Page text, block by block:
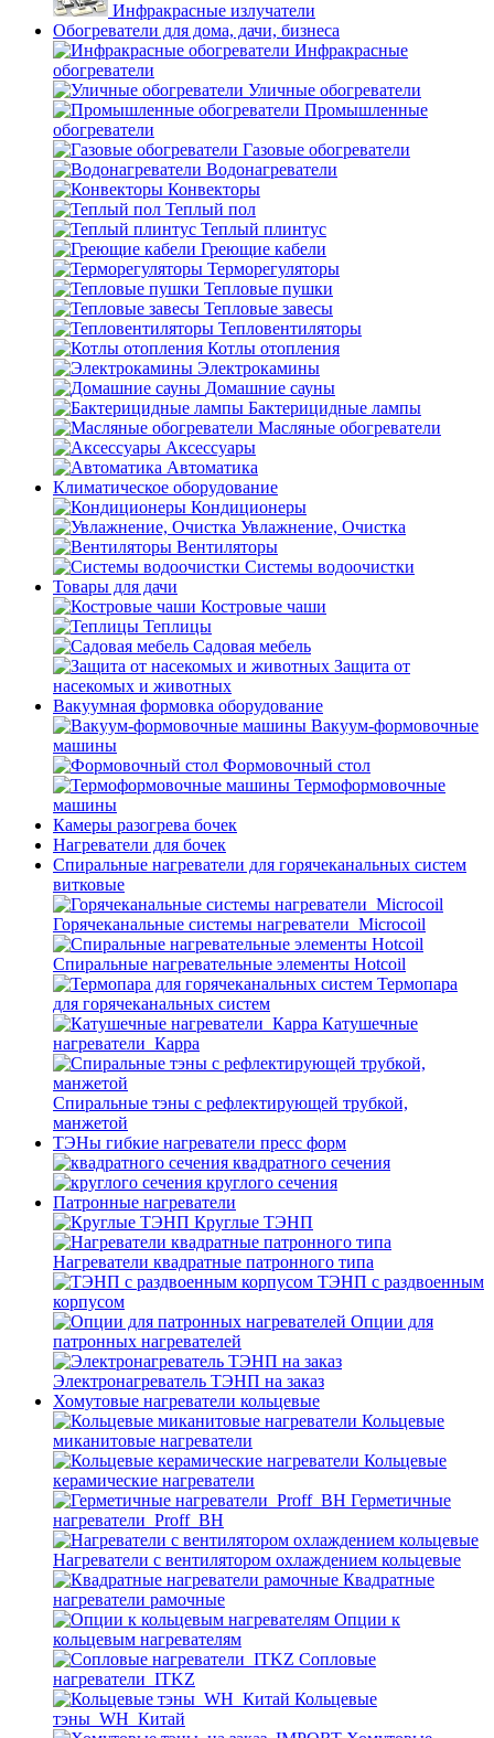
Инфракрасные излучатели
Обогреватели для дома, дачи, бизнеса
Инфракрасные
обогреватели
Уличные обогреватели
Промышленные
обогреватели
Газовые обогреватели
Водонагреватели
Конвекторы
Теплый пол
Теплый плинтус
Греющие кабели
Терморегуляторы
Тепловые пушки
Тепловые завесы
Тепловентиляторы
Котлы отопления
Электрокамины
Домашние сауны
Бактерицидные лампы
Масляные обогреватели
Аксессуары
Автоматика
Климатическое оборудование
Кондиционеры
Увлажнение, Очистка
Вентиляторы
Системы водоочистки
Товары для дачи
Костровые чаши
Теплицы
Садовая мебель
Защита от
насекомых и животных
Вакуумная формовка оборудование
Вакуум-формовочные
машины
Формовочный стол
Термоформовочные
машины
Камеры разогрева бочек
Нагреватели для бочек
Спиральные нагреватели для горячеканальных систем
витковые
Горячеканальные системы нагреватели_Microcoil
Спиральные нагревательные элементы Hotcoil
Термопара
для горячеканальных систем
Катушечные
нагреватели_Карра
Спиральные тэны с рефлектирующей трубкой,
манжетой
ТЭНы гибкие нагреватели пресс форм
квадратного сечения
круглого сечения
Патронные нагреватели
Круглые ТЭНП
Нагреватели квадратные патронного типа
ТЭНП с раздвоенным
корпусом
Опции для
патронных нагревателей
Электронагреватель ТЭНП на заказ
Хомутовые нагреватели кольцевые
Кольцевые
миканитовые нагреватели
Кольцевые
керамические нагреватели
Герметичные
нагреватели_Proff_BH
Нагреватели с вентилятором охлаждением кольцевые
Квадратные
нагреватели рамочные
Опции к
кольцевым нагревателям
Cопловые
нагреватели_ITKZ
Кольцевые
тэны_WH_Китай